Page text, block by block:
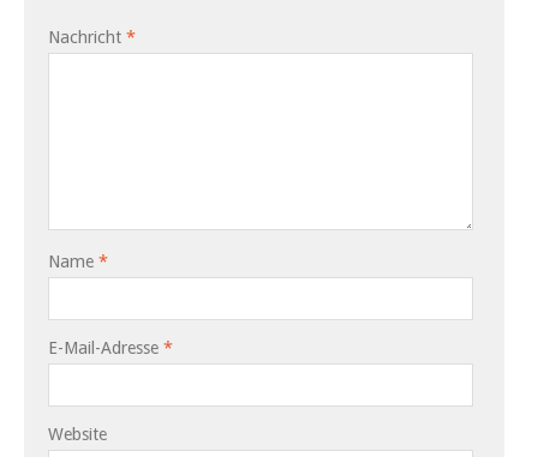
Nachricht *
Name *
E-Mail-Adresse *
Website